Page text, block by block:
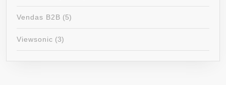
Vendas B2B (5)
Viewsonic (3)